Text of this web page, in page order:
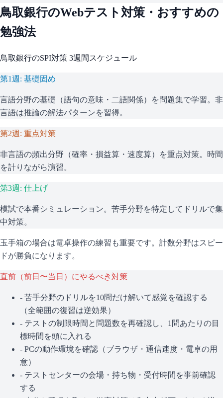
鳥取銀行のWebテスト対策・おすすめの
勉強法
鳥取銀行のSPI対策 3週間スケジュール
第1週: 基礎固め
言語分野の基礎（語句の意味・二語関係）を問題集で学習。非
言語は推論の解法パターンを習得。
第2週: 重点対策
非言語の頻出分野（確率・損益算・速度算）を重点対策。時間
を計りながら演習。
第3週: 仕上げ
模試で本番シミュレーション。苦手分野を特定してドリルで集
中対策。
玉手箱の場合は電卓操作の練習も重要です。計数分野はスピー
ドが勝負になります。
直前（前日〜当日）にやるべき対策
- 苦手分野のドリルを10問だけ解いて感覚を確認する
（全範囲の復習は逆効果）
- テストの制限時間と問題数を再確認し、1問あたりの目
標時間を頭に入れる
- PCの動作環境を確認（ブラウザ・通信速度・電卓の用
意）
- テストセンターの会場・持ち物・受付時間を事前確認
する